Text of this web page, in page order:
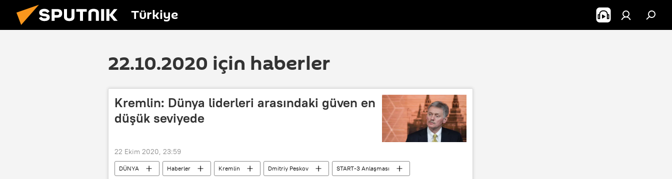
Türkiye
22.10.2020 için haberler
Kremlin: Dünya liderleri arasındaki güven en
düşük seviyede
22 Ekim 2020, 23:59
DÜNYA Haberler Kremlin Dmitriy Peskov
START-3 Anlaşması